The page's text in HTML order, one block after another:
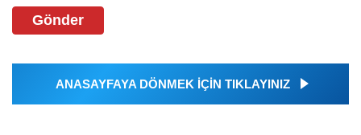
Gönder
ANASAYFAYA DÖNMEK İÇİN TIKLAYINIZ